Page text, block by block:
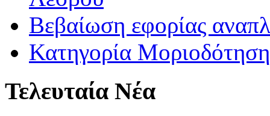
Βεβαίωση εφορίας
Κατηγορία
Τελευταία Νέα